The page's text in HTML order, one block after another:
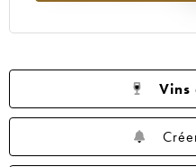
Vins